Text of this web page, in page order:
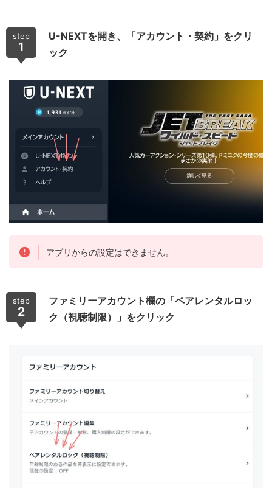
step
1
U-NEXTを開き、「アカウント・契約」をクリ
ック
アプリからの設定はできません。
step
2
ファミリーアカウント欄の「ペアレンタルロッ
ク（視聴制限）」をクリック